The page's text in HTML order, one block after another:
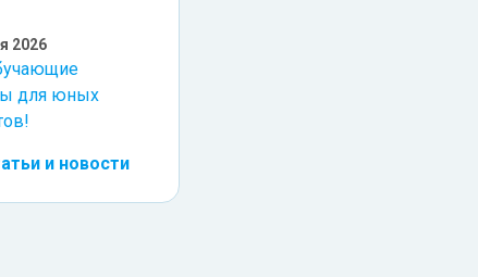
2026
для юных
и новости